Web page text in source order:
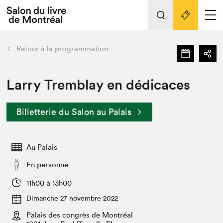
Espace médias
Espace exposant⋅e⋅s
Tout sur l'édition 2022
Actualités
Vidéos et Balados
Club de lecture Braindate
retour Nos activités
Édition 2022
Nous connaître
Projets partenaires 2022
Archives
Liens pratiques
Retour à la programmation
Larry Tremblay en dédicaces
Billetterie du Salon au Palais
Au Palais
En personne
11h00 à 13h00
Dimanche 27 novembre 2022
Palais des congrès de Montréal